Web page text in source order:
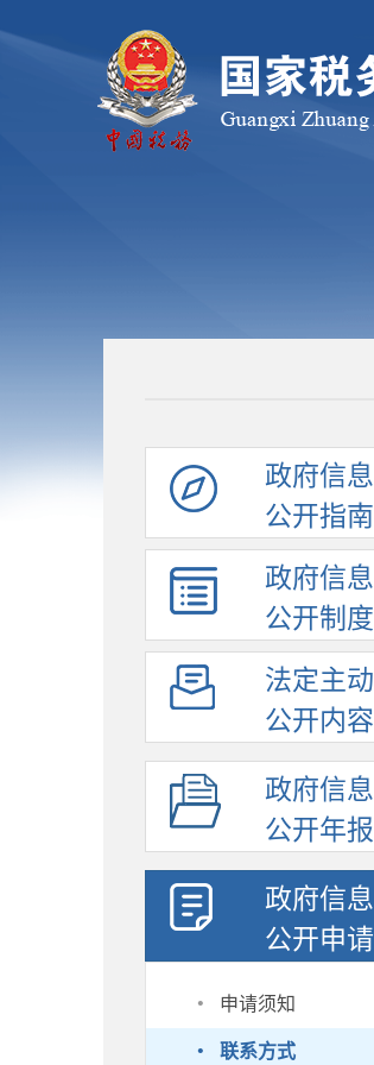
政府信息
公开指南
政府信息
公开制度
法定主动
公开内容
政府信息
公开年报
政府信息
公开申请
· 申请须知
· 联系方式